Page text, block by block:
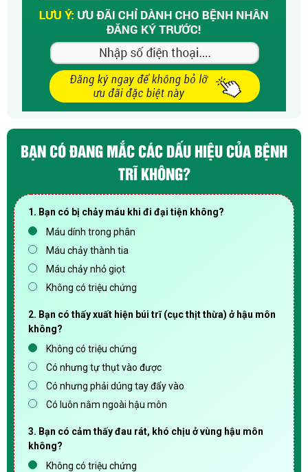
BẠN CÓ ĐANG MẮC CÁC DẤU HIỆU CỦA BỆNH
TRĨ KHÔNG?
1. Bạn có bị chảy máu khi đi đại tiện không?
Máu dính trong phân
Máu chảy thành tia
Máu chảy nhỏ giọt
Không có triệu chứng
2. Bạn có thấy xuất hiện búi trĩ (cục thịt thừa) ở hậu môn
không?
Không có triệu chứng
Có nhưng tự thụt vào được
Có nhưng phải dúng tay đẩy vào
Có luôn nằm ngoài hậu môn
3. Bạn có cảm thấy đau rát, khó chịu ở vùng hậu môn
không?
Không có triệu chứng